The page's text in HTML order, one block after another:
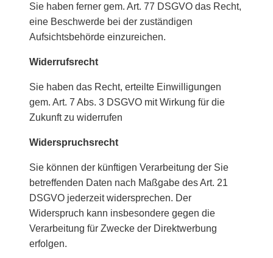
Sie haben ferner gem. Art. 77 DSGVO das Recht,
eine Beschwerde bei der zuständigen
Aufsichtsbehörde einzureichen.
Widerrufsrecht
Sie haben das Recht, erteilte Einwilligungen
gem. Art. 7 Abs. 3 DSGVO mit Wirkung für die
Zukunft zu widerrufen
Widerspruchsrecht
Sie können der künftigen Verarbeitung der Sie
betreffenden Daten nach Maßgabe des Art. 21
DSGVO jederzeit widersprechen. Der
Widerspruch kann insbesondere gegen die
Verarbeitung für Zwecke der Direktwerbung
erfolgen.